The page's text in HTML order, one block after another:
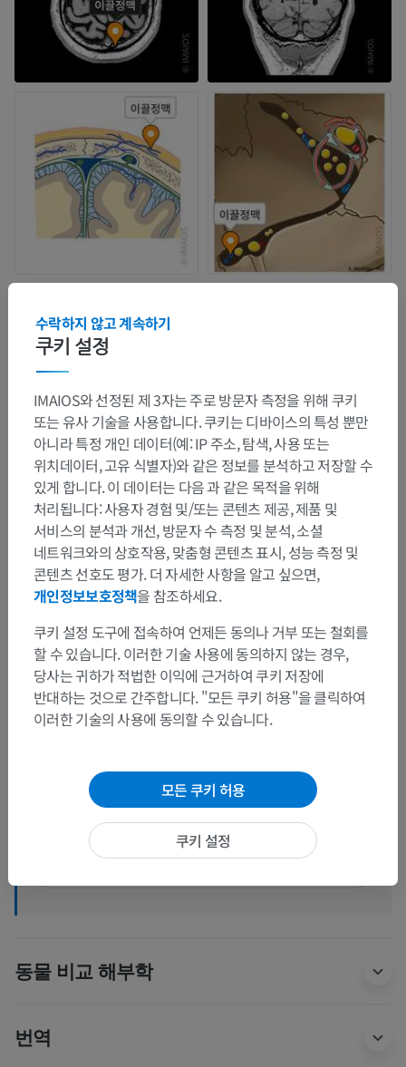
해부학적 계층
인체 해부학 1
인체 신경 해부학
중추신경계통> 뇌 및 척수의 혈액공급> 뇌혈액공급>
소뇌정맥> 이끌정맥
하위 구조:
마루이끌정맥
꼭지이끌정맥
관절융기이끌정맥
뒤통수이끌정맥
타원구멍정맥얼기
속목동맥정맥얼기
뇌하수체문맥
동물 비교 해부학
번역
쿠키 설정
수락하지 않고 계속하기
IMAIOS와 선정된 제 3자는 주로 방문자 측정을 위해 쿠키
또는 유사 기술을 사용합니다. 쿠키는 디바이스의 특성 뿐만
아니라 특정 개인 데이터(예: IP 주소, 탐색, 사용 또는
위치데이터, 고유 식별자)와 같은 정보를 분석하고 저장할 수
있게 합니다. 이 데이터는 다음 과 같은 목적을 위해
처리됩니다: 사용자 경험 및/또는 콘텐츠 제공, 제품 및
서비스의 분석과 개선, 방문자 수 측정 및 분석, 소셜
네트워크와의 상호작용, 맞춤형 콘텐츠 표시, 성능 측정 및
콘텐츠 선호도 평가. 더 자세한 사항을 알고 싶으면,
개인정보보호정책을 참조하세요.
쿠키 설정 도구에 접속하여 언제든 동의나 거부 또는 철회를
할 수 있습니다. 이러한 기술 사용에 동의하지 않는 경우,
당사는 귀하가 적법한 이익에 근거하여 쿠키 저장에
반대하는 것으로 간주합니다. "모든 쿠키 허용"을 클릭하여
이러한 기술의 사용에 동의할 수 있습니다.
모든 쿠키 허용
쿠키 설정